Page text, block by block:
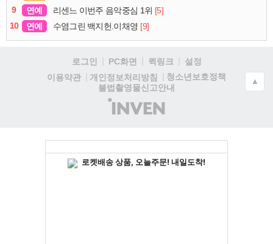
9
연예 리센느 이번주 음악중심 1위 [5]
10
연예 수염그린 백지헌.이채영 [9]
로그인 PC화면 퀵링크
설정
이용약관
개인정보처리방침
청소년보호정책
불법촬영물신고안내
(주)
인
▲